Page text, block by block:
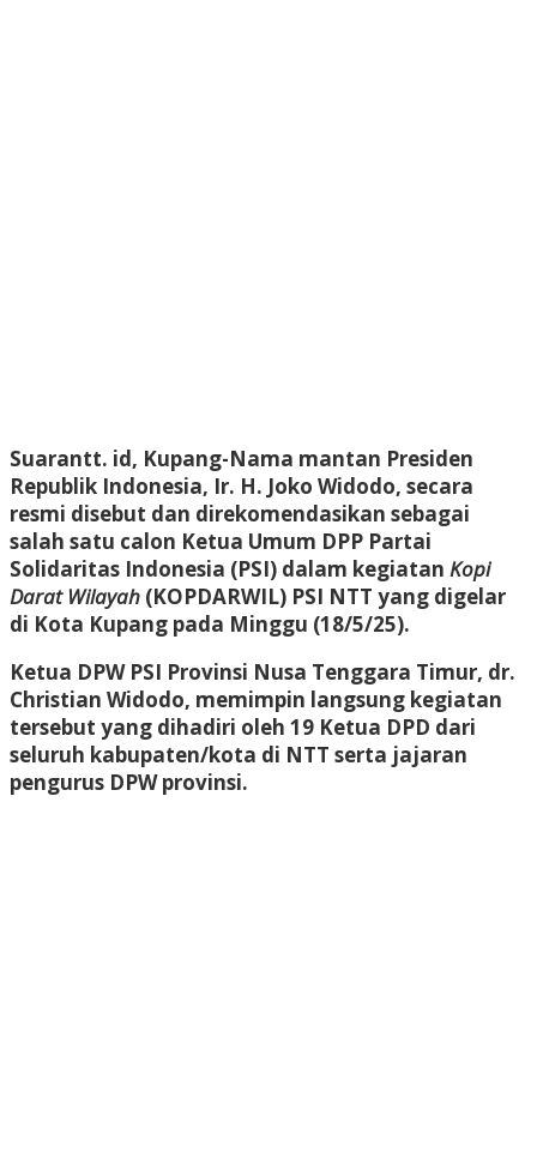
Suarantt. id, Kupang-Nama mantan Presiden
Republik Indonesia, Ir. H. Joko Widodo, secara
resmi disebut dan direkomendasikan sebagai
salah satu calon Ketua Umum DPP Partai
Solidaritas Indonesia (PSI) dalam kegiatan Kopi
Darat Wilayah (KOPDARWIL) PSI NTT yang digelar
di Kota Kupang pada Minggu (18/5/25).
Ketua DPW PSI Provinsi Nusa Tenggara Timur, dr.
Christian Widodo, memimpin langsung kegiatan
tersebut yang dihadiri oleh 19 Ketua DPD dari
seluruh kabupaten/kota di NTT serta jajaran
pengurus DPW provinsi.